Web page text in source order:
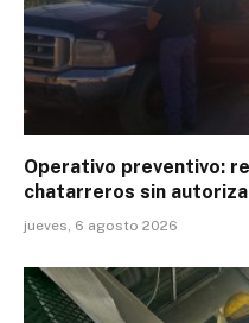
Operativo preventivo:
chatarreros sin
jueves, 6 agosto 2026